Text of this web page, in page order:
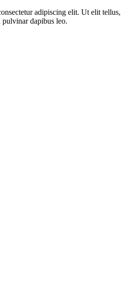
adipiscing elit. Ut elit tellus,
pulvinar dapibus leo.